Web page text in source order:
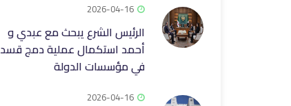
2026-04-16
الرئيس الشرع يبحث مع عبدي و
أحمد استكمال عملية دمج قسد
في مؤسسات الدولة
2026-04-16